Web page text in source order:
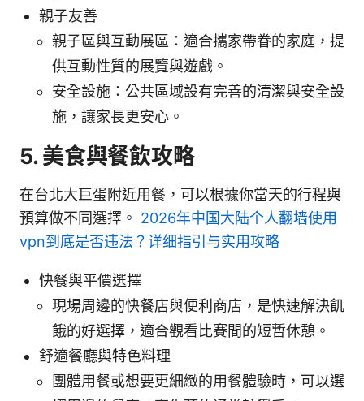
親子友善
親子區與互動展區：適合攜家帶眷的家庭，提
供互動性質的展覽與遊戲。
安全設施：公共區域設有完善的清潔與安全設
施，讓家長更安心。
5. 美食與餐飲攻略
在台北大巨蛋附近用餐，可以根據你當天的行程與
預算做不同選擇。 2026年中国大陆个人翻墙使用
vpn到底是否违法？详细指引与实用攻略
快餐與平價選擇
現場周邊的快餐店與便利商店，是快速解決飢
餓的好選擇，適合觀看比賽間的短暫休憩。
舒適餐廳與特色料理
團體用餐或想要更細緻的用餐體驗時，可以選